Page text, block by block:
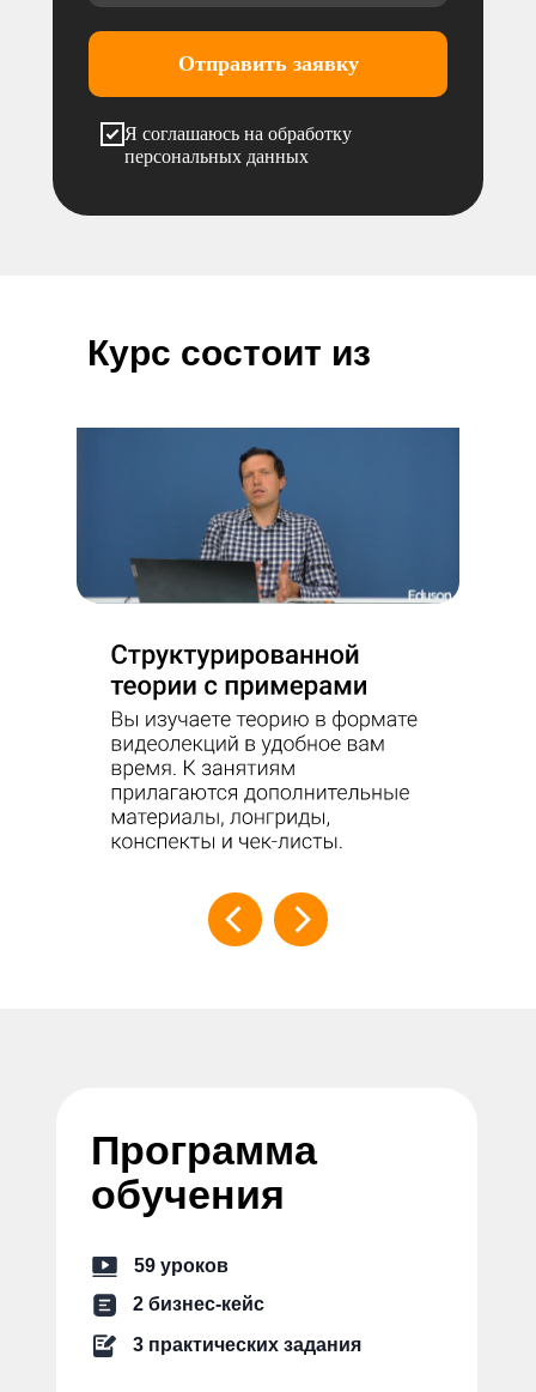
Отправить заявку
Я соглашаюсь на обработку
персональных данных
Курс состоит из
Программа
обучения
59 уроков
2 бизнеc-кейс
3 практических задания